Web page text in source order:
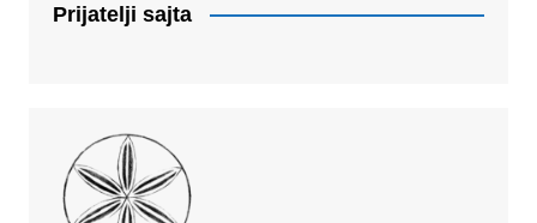
Prijatelji sajta